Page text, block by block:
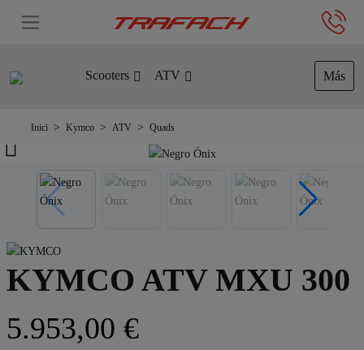
Scooters ATV Más
Inici Kymco ATV Quads
KYMCO ATV MXU 300
5.953,00 €